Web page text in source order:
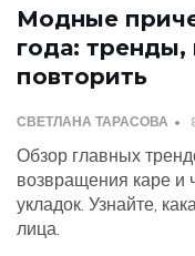
Модные
года: тренды,
повторить
СВЕТЛАНА ТАРАСОВА
Обзор главных
возвращения каре и
укладок. Узнайте,
лица.